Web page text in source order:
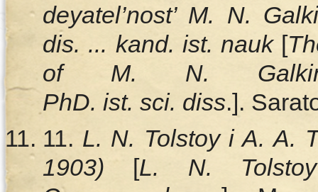
deyatel’nost’ M. N.
dis. ... kand. ist. nauk[
of M. N. Galkin-
PhD. ist. sci. diss.].
11. L. N. Tolstoy i A. A.
1903) [L. N.